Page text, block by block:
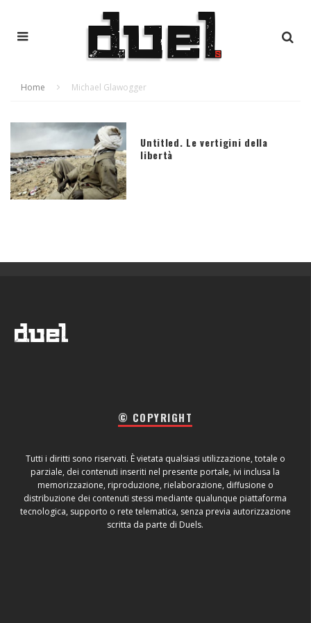
Home Michael Glawogger
Untitled. Le vertigini della
libertà
© COPYRIGHT
Tutti i diritti sono riservati. È vietata qualsiasi utilizzazione, totale o
parziale, dei contenuti inseriti nel presente portale, ivi inclusa la
memorizzazione, riproduzione, rielaborazione, diffusione o
distribuzione dei contenuti stessi mediante qualunque piattaforma
tecnologica, supporto o rete telematica, senza previa autorizzazione
scritta da parte di Duels.